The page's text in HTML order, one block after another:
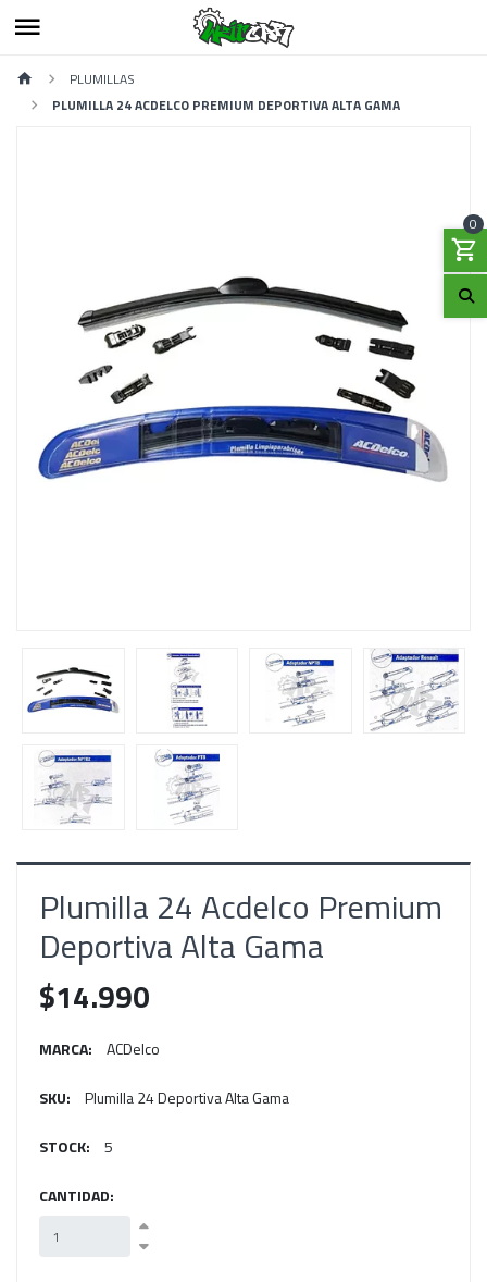
0
PLUMILLAS
PLUMILLA 24 ACDELCO PREMIUM DEPORTIVA ALTA GAMA
Previous
Plumilla 24 Acdelco Premium
Deportiva Alta Gama
$14.990
MARCA: ACDelco
SKU: Plumilla 24 Deportiva Alta Gama
STOCK: 5
CANTIDAD: